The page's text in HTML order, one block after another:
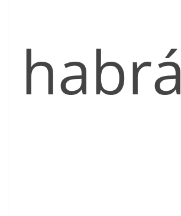
habrá